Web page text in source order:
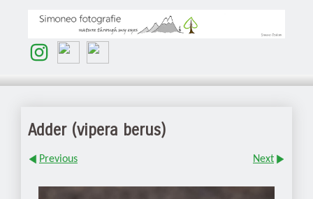
Adder (vipera berus)
Previous Next